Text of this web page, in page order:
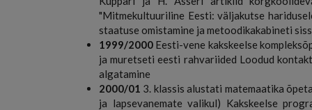
"Mitmekultuuriline Eesti: väljakutse
staatuse omistamine ja metoodikakabineti
1999/2000 Eesti-vene kakskeelse
ja muretseti eesti rahvariided Loodud
algatamine
2000/01 3. klassis alustati matemaatika
ja lapsevanemate valikul) Kakskeelse